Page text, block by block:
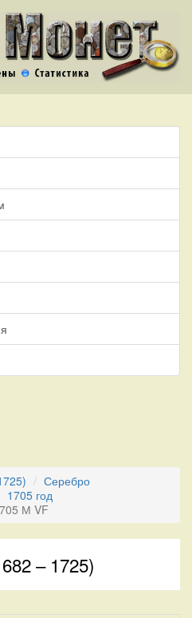
Серебро
1705 год
М VF
– 1725)